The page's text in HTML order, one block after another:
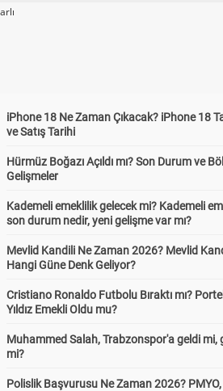
iPhone 18 Ne Zaman Çıkacak? iPhone 18
ve Satış Tarihi
Hürmüz Boğazı Açıldı mı? Son Durum ve
Gelişmeler
Kademeli emeklilik gelecek mi? Kademeli
son durum nedir, yeni gelişme var mı?
Mevlid Kandili Ne Zaman 2026? Mevlid
Hangi Güne Denk Geliyor?
Cristiano Ronaldo Futbolu Bıraktı mı?
Yıldız Emekli Oldu mu?
Muhammed Salah, Trabzonspor'a geldi mi,
mi?
Polislik Başvurusu Ne Zaman 2026? PMYO,